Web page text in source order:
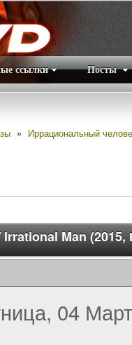
ссылки Посты
» Иррациональный
Man
04